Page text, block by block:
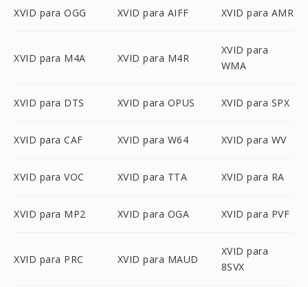
XVID para OGG XVID para AIFF XVID para AMR
XVID para M4A XVID para M4R
XVID para
WMA
XVID para DTS XVID para OPUS XVID para SPX
XVID para CAF XVID para W64 XVID para WV
XVID para VOC XVID para TTA XVID para RA
XVID para MP2 XVID para OGA XVID para PVF
XVID para PRC XVID para MAUD
XVID para
8SVX